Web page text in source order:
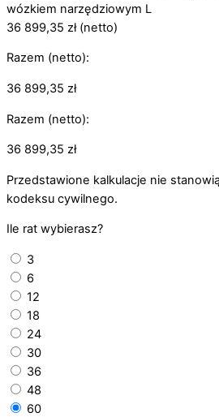
wózkiem narzędziowym L
36 899,35 zł(netto)
Razem (netto):
36 899,35 zł
Razem (netto):
36 899,35 zł
Przedstawione kalkulacje nie
kodeksu cywilnego.
Ile rat wybierasz?
3
6
12
18
24
30
36
48
60